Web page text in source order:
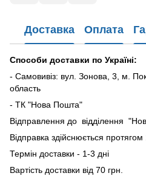
Доставка Оплата
Способи доставки по Україні:
- Самовивіз: вул. Зонова, 3, м.
область
- ТК "Нова Пошта"
Відправлення до відділення
Відправка здійснюється протягом
Термін доставки - 1-3 дні
Вартість доставки від 70 грн.